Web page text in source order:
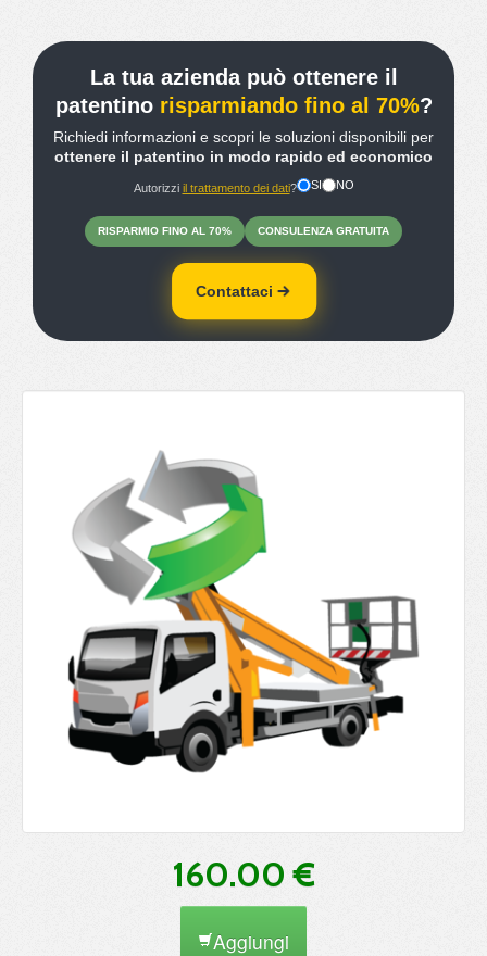
La tua azienda può ottenere il
patentino risparmiando fino al 70%?
Richiedi informazioni e scopri le soluzioni disponibili per
ottenere il patentino in modo rapido ed economico
Autorizzi il trattamento dei dati? SI NO
RISPARMIO FINO AL 70% CONSULENZA GRATUITA
Contattaci
160.00 €
Aggiungi